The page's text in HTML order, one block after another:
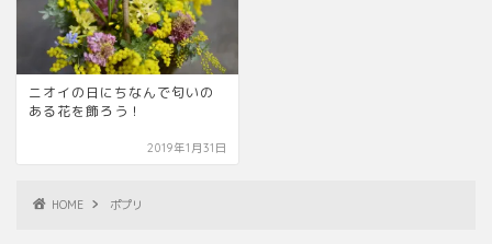
ニオイの日にちなんで匂いの
ある花を飾ろう！
2019年1月31日
HOME ポプリ